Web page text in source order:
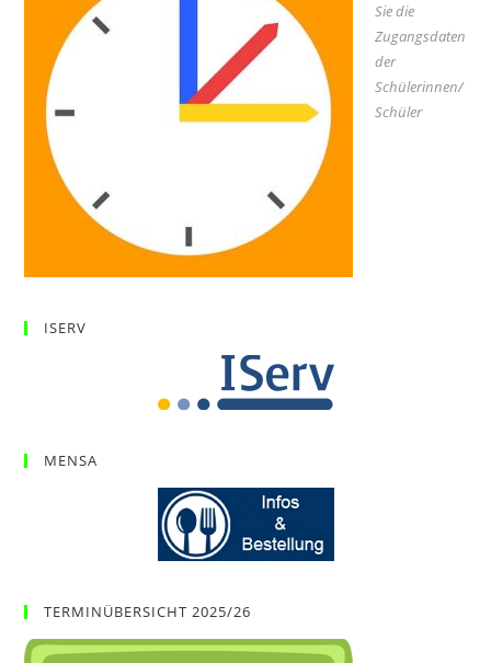
Sie die
Zugangsdaten
der
Schülerinnen/
Schüler
ISERV
MENSA
TERMINÜBERSICHT 2025/26